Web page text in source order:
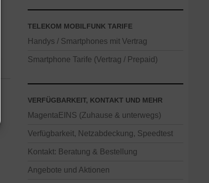
TELEKOM MOBILFUNK TARIFE
Handys / Smartphones mit Vertrag
Smartphone Tarife (Vertrag / Prepaid)
VERFÜGBARKEIT, KONTAKT UND MEHR
MagentaEINS (Zuhause & unterwegs)
Verfügbarkeit, Netzabdeckung, Speedtest
Kontakt: Beratung & Bestellung
Angebote und Aktionen